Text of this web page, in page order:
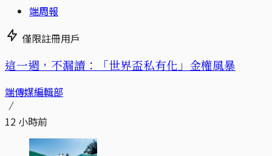
端周報
僅限註冊用戶
這一週，不漏讀：「世界盃私有化」金權風暴
端傳媒編輯部
12 小時前